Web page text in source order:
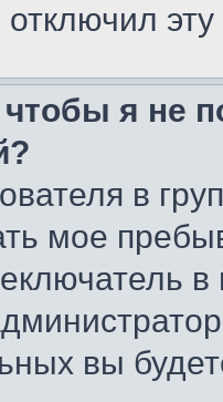
чтобы я не
в
мое
вы